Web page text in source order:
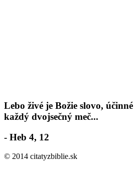
Lebo živé je Božie slovo,
každý dvojsečný meč...
- Heb 4, 12
© 2014 citatyzbiblie.sk